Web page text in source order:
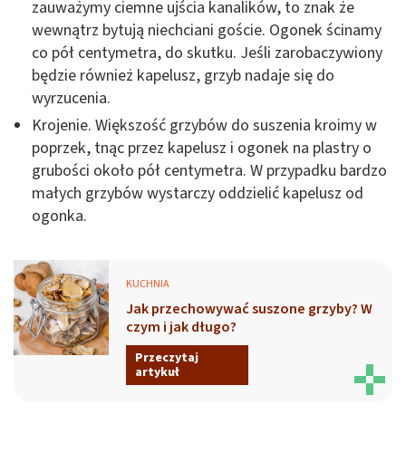
zauważymy ciemne ujścia kanalików, to znak że
wewnątrz bytują niechciani goście. Ogonek ścinamy
co pół centymetra, do skutku. Jeśli zarobaczywiony
będzie również kapelusz, grzyb nadaje się do
wyrzucenia.
Krojenie. Większość grzybów do suszenia kroimy w
poprzek, tnąc przez kapelusz i ogonek na plastry o
grubości około pół centymetra. W przypadku bardzo
małych grzybów wystarczy oddzielić kapelusz od
ogonka.
KUCHNIA
Jak przechowywać suszone grzyby? W
czym i jak długo?
Przeczytaj
artykuł